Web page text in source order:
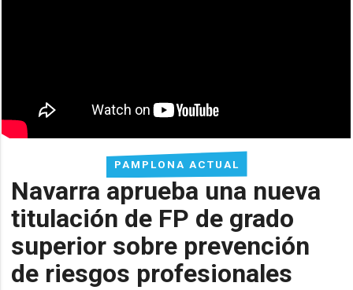
PAMPLONA ACTUAL
Navarra aprueba una nueva
titulación de FP de grado
superior sobre prevención
de riesgos profesionales